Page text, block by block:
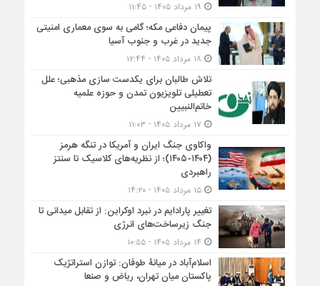
پیمان دفاعی مکه؛ گامی به سوی معماری امنیتی
جدید در غرب و جنوب آسیا
تلاش طالبان برای یکدست سازی مذهبی؛ علل
تعطیلی تلویزیون تمدن و حوزه علمیه
خاتم‌النبیین
واکاوی جنگ ایران و آمریکا در تنگه هرمز
(۱۴۰۴-۱۴۰۵)؛ از نظریه‌های کلاسیک تا سنتز
راهبردی
۱۵ مرداد ۱۴۰۵ - ۱۴:۲۰
تغییر پارادایم در نبرد اوکراین: از تقابل میدانی تا
جنگ زیرساخت‌های انرژی
اسلام‌آباد در میانۀ طوفان: توازن استراتژیک
پاکستان میان تهران، ریاض و صنعا